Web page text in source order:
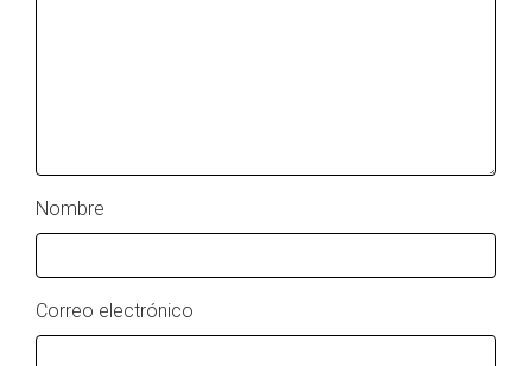
Nombre
Correo electrónico